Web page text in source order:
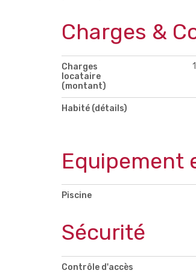
Charges &
Charges
locataire
(montant)
Habité (détails)
Equipement
Piscine
Sécurité
Contrôle d'accès